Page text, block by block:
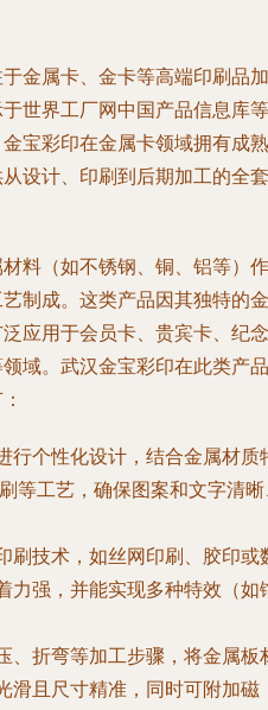
金属卡、金卡等高端印刷品加
世界工厂网中国产品信息库等
宝彩印在金属卡领域拥有成熟
设计、印刷到后期加工的全套
料（如不锈钢、铜、铝等）作
制成。这类产品因其独特的金
应用于会员卡、贵宾卡、纪念
域。武汉金宝彩印在此类产品
行个性化设计，结合金属材质
等工艺，确保图案和文字清
刷技术，如丝网印刷、胶印或
力强，并能实现多种特效（如
、折弯等加工步骤，将金属板
滑且尺寸精准，同时可附加磁